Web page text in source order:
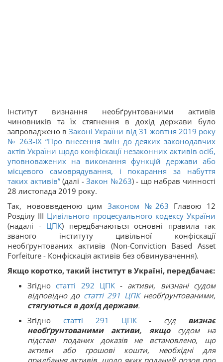
Інститут визнання необґрунтованими активів
чиновників та їх стягнення в дохід держави було
запроваджено вЗаконі України від 31 жовтня 2019 року
№ 263-IX “Про внесення змін до деяких законодавчих
актів України щодо конфіскації незаконних активів осіб,
уповноважених на виконання функцій держави або
місцевого самоврядування, і покарання за набуття
таких активів”(далі -Закон №263) - що набрав чинності
28 листопада 2019 року.
Так, нововведеною цим Законом №263 Главою 12
Розділу ІІІ Цивільного процесуального кодексу України
(надалі - ЦПК) передбачаються основні правила так
званого інституту цивільної конфіскації
необґрунтованих активів (Non-Conviction Based Asset
Forfeiture - Конфіскація активів без обвинувачення).
Якщо коротко, такий інститут в Україні, передбачає:
Згідностатті 292 ЦПК- активи, визнані судом
відповідно до статті291 ЦПК необґрунтованими,
стягуються в дохід держави.
Згідно статті 291 ЦПК- суд визнає
необґрунтованими активи, якщо судом на
підставі поданих доказів не встановлено, що
активи або грошові кошти, необхідні для
придбання активів, щодо яких поданий позов про